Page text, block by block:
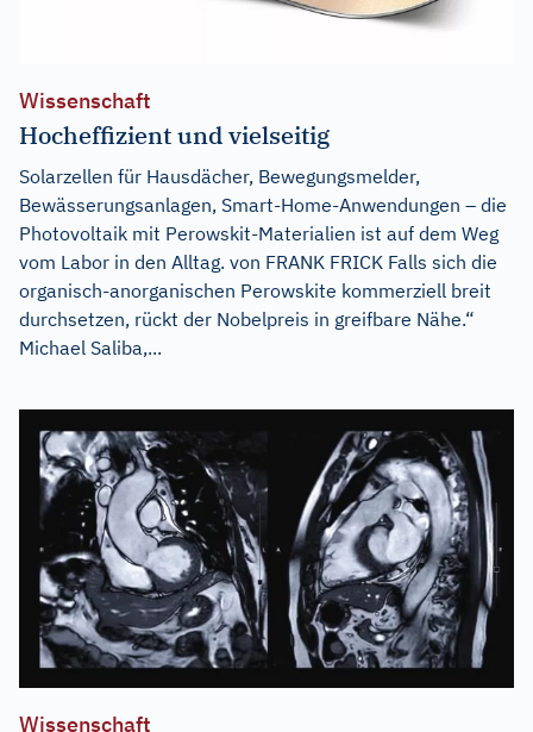
Wissenschaft
Hocheffizient und vielseitig
Solarzellen für Hausdächer, Bewegungsmelder,
Bewässerungsanlagen, Smart-Home-Anwendungen – die
Photovoltaik mit Perowskit-Materialien ist auf dem Weg
vom Labor in den Alltag. von FRANK FRICK Falls sich die
organisch-anorganischen Perowskite kommerziell breit
durchsetzen, rückt der Nobelpreis in greifbare Nähe.“
Michael Saliba,...
Wissenschaft